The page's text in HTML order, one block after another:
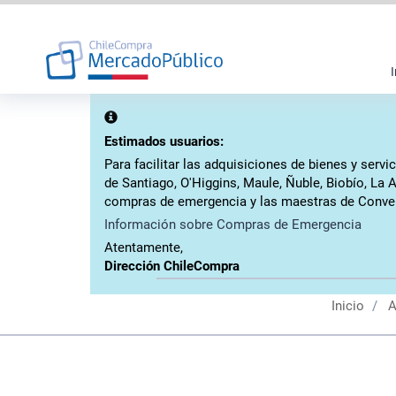
Estimados usuarios:
Para facilitar las adquisiciones de bienes y
de Santiago, O'Higgins, Maule, Ñuble, Biobío,
compras de emergencia y las maestras de
Información sobre Compras de Emergencia
Atentamente,
Dirección ChileCompra
Inicio